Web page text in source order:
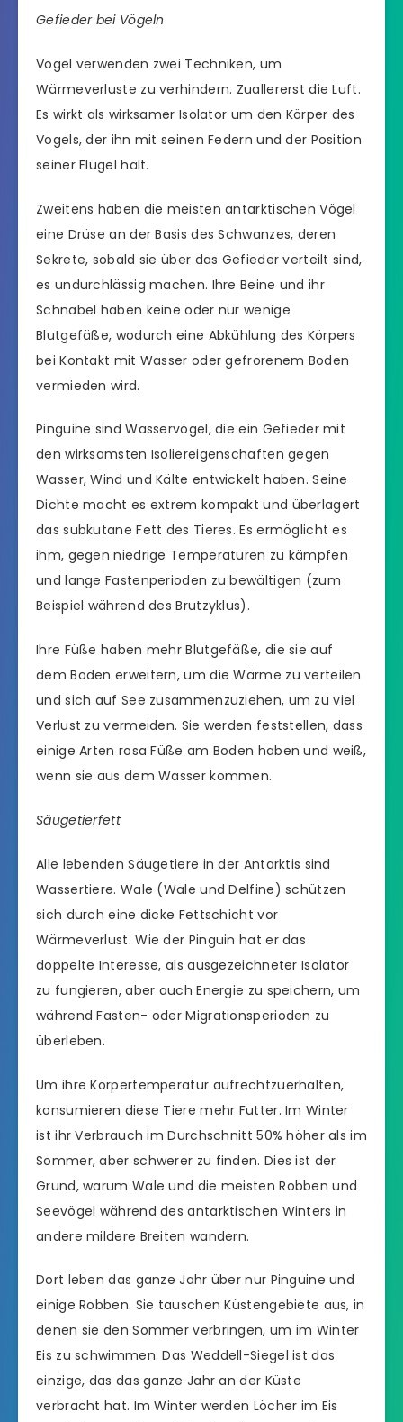
Gefieder bei Vögeln
Vögel verwenden zwei Techniken, um
Wärmeverluste zu verhindern. Zuallererst die Luft.
Es wirkt als wirksamer Isolator um den Körper des
Vogels, der ihn mit seinen Federn und der Position
seiner Flügel hält.
Zweitens haben die meisten antarktischen Vögel
eine Drüse an der Basis des Schwanzes, deren
Sekrete, sobald sie über das Gefieder verteilt sind,
es undurchlässig machen. Ihre Beine und ihr
Schnabel haben keine oder nur wenige
Blutgefäße, wodurch eine Abkühlung des Körpers
bei Kontakt mit Wasser oder gefrorenem Boden
vermieden wird.
Pinguine sind Wasservögel, die ein Gefieder mit
den wirksamsten Isoliereigenschaften gegen
Wasser, Wind und Kälte entwickelt haben. Seine
Dichte macht es extrem kompakt und überlagert
das subkutane Fett des Tieres. Es ermöglicht es
ihm, gegen niedrige Temperaturen zu kämpfen
und lange Fastenperioden zu bewältigen (zum
Beispiel während des Brutzyklus).
Ihre Füße haben mehr Blutgefäße, die sie auf
dem Boden erweitern, um die Wärme zu verteilen
und sich auf See zusammenzuziehen, um zu viel
Verlust zu vermeiden. Sie werden feststellen, dass
einige Arten rosa Füße am Boden haben und weiß,
wenn sie aus dem Wasser kommen.
Säugetierfett
Alle lebenden Säugetiere in der Antarktis sind
Wassertiere. Wale (Wale und Delfine) schützen
sich durch eine dicke Fettschicht vor
Wärmeverlust. Wie der Pinguin hat er das
doppelte Interesse, als ausgezeichneter Isolator
zu fungieren, aber auch Energie zu speichern, um
während Fasten- oder Migrationsperioden zu
überleben.
Um ihre Körpertemperatur aufrechtzuerhalten,
konsumieren diese Tiere mehr Futter. Im Winter
ist ihr Verbrauch im Durchschnitt 50% höher als im
Sommer, aber schwerer zu finden. Dies ist der
Grund, warum Wale und die meisten Robben und
Seevögel während des antarktischen Winters in
andere mildere Breiten wandern.
Dort leben das ganze Jahr über nur Pinguine und
einige Robben. Sie tauschen Küstengebiete aus, in
denen sie den Sommer verbringen, um im Winter
Eis zu schwimmen. Das Weddell-Siegel ist das
einzige, das das ganze Jahr an der Küste
verbracht hat. Im Winter werden Löcher im Eis